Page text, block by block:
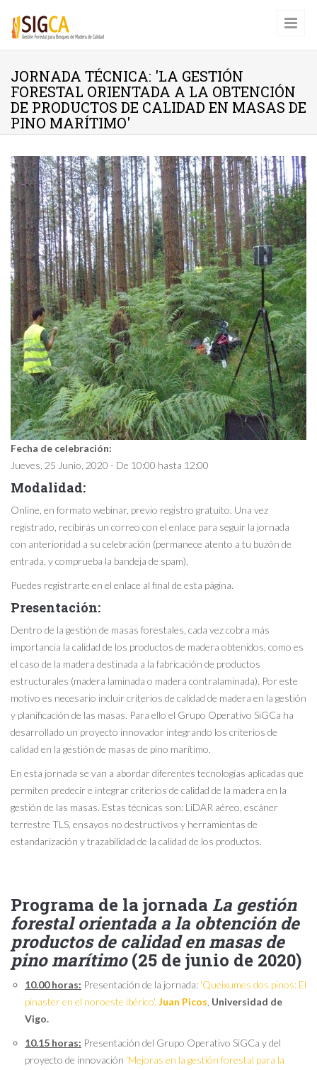
JORNADA TÉCNICA: 'LA GESTIÓN
FORESTAL ORIENTADA A LA OBTENCIÓN
DE PRODUCTOS DE CALIDAD EN MASAS DE
PINO MARÍTIMO'
Fecha de celebración:
Jueves, 25 Junio, 2020 - De 10:00 hasta 12:00
Modalidad:
Online, en formato webinar, previo registro gratuito. Una vez
registrado, recibirás un correo con el enlace para seguir la jornada
con anterioridad a su celebración (permanece atento a tu buzón de
entrada, y comprueba la bandeja de spam).
Puedes registrarte en el enlace al final de esta página.
Presentación:
Dentro de la gestión de masas forestales, cada vez cobra más
importancia la calidad de los productos de madera obtenidos, como es
el caso de la madera destinada a la fabricación de productos
estructurales (madera laminada o madera contralaminada). Por este
motivo es necesario incluir criterios de calidad de madera en la gestión
y planificación de las masas. Para ello el Grupo Operativo SiGCa ha
desarrollado un proyecto innovador integrando los criterios de
calidad en la gestión de masas de pino marítimo.
En esta jornada se van a abordar diferentes tecnologías aplicadas que
permiten predecir e integrar criterios de calidad de la madera en la
gestión de las masas. Estas técnicas son: LiDAR aéreo, escáner
terrestre TLS, ensayos no destructivos y herramientas de
estandarización y trazabilidad de la calidad de los productos.
Programa de la jornada La gestión
forestal orientada a la obtención de
productos de calidad en masas de
pino marítimo(25 de junio de 2020)
10.00 horas: Presentación de la jornada: 'Queixumes dos pinos: El
pinaster en el noroeste ibérico'. Juan Picos Universidad de
Vigo.
10.15 horas: Presentación del Grupo Operativo SiGCa y del
proyecto de innovación ‘Mejoras en la gestión forestal para la